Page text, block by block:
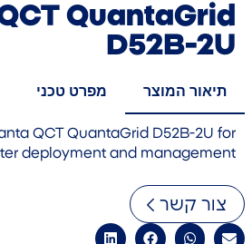
QuantaGrid
D52B-2U
תיאור המוצר מפרט טכני
QCT QuantaGrid D52B-2U for
deployment and management.
צור קשר